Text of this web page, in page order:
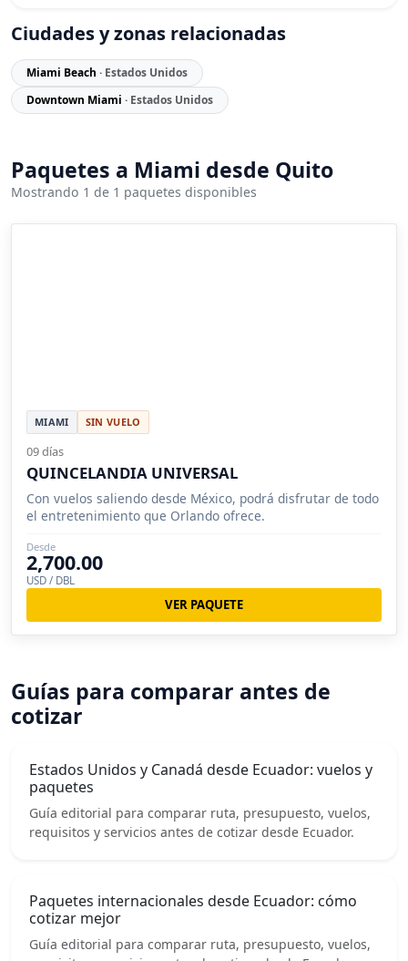
Ciudades y zonas relacionadas
Miami Beach · Estados Unidos
Downtown Miami · Estados Unidos
Paquetes a Miami desde Quito
Mostrando 1 de 1 paquetes disponibles
MIAMI SIN VUELO
09 días
QUINCELANDIA UNIVERSAL
Con vuelos saliendo desde México, podrá disfrutar de todo
el entretenimiento que Orlando ofrece.
Desde
2,700.00
USD / DBL
VER PAQUETE
Guías para comparar antes de
cotizar
Estados Unidos y Canadá desde Ecuador: vuelos y
paquetes
Guía editorial para comparar ruta, presupuesto, vuelos,
requisitos y servicios antes de cotizar desde Ecuador.
Paquetes internacionales desde Ecuador: cómo
cotizar mejor
Guía editorial para comparar ruta, presupuesto, vuelos,